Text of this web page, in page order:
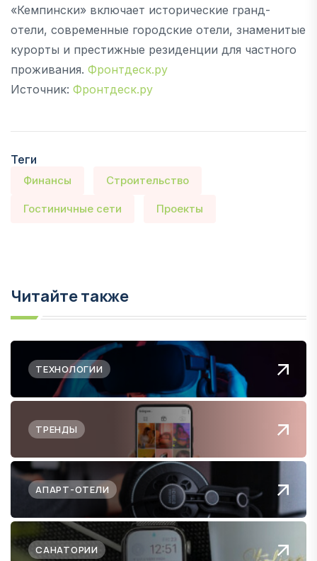
«Кемпински» включает исторические гранд-
отели, современные городские отели, знаменитые
курорты и престижные резиденции для частного
проживания. Фронтдеск.ру
Источник: Фронтдеск.ру
Теги
Финансы Строительство
Гостиничные сети Проекты
Читайте также
ТЕХНОЛОГИИ
ТРЕНДЫ
АПАРТ-ОТЕЛИ
САНАТОРИИ